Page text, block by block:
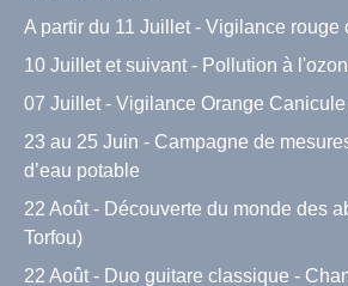
A partir du 11 Juillet - Vigilance rouge
10 Juillet et suivant - Pollution à
07 Juillet - Vigilance Orange
23 au 25 Juin - Campagne de
d’eau potable
22 Août - Découverte du monde des
Torfou)
22 Août - Duo guitare classique -